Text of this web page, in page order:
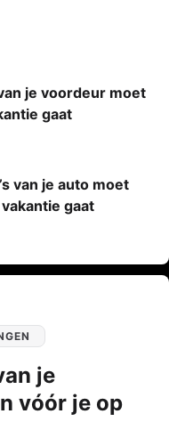
je voordeur moet
gaat
van je auto moet
gaat
je
vóór je op